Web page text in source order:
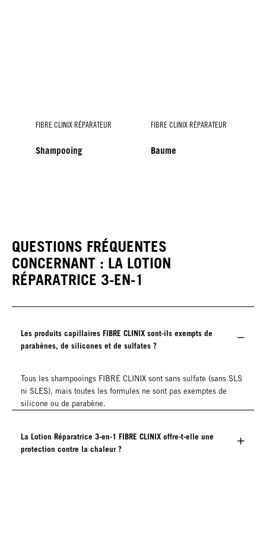
FIBRE CLINIX RÉPARATEUR
Shampooing
FIBRE CLINIX RÉPARATEUR
Baume
QUESTIONS FRÉQUENTES
CONCERNANT : LA LOTION
RÉPARATRICE 3-EN-1
Les produits capillaires FIBRE CLINIX sont-ils exempts de
parabènes, de silicones et de sulfates ?
Tous les shampooings FIBRE CLINIX sont sans sulfate (sans SLS
ni SLES), mais toutes les formules ne sont pas exemptes de
silicone ou de parabène.
La Lotion Réparatrice 3-en-1 FIBRE CLINIX offre-t-elle une
protection contre la chaleur ?